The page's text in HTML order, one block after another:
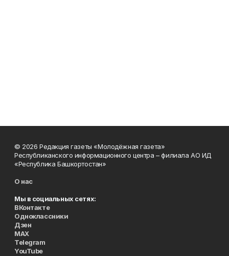
© 2026 Редакция газеты «Молодёжная газета»
Республиканского информационного центра – филиала АО ИД
«Республика Башкортостан»
О нас
Мы в социальных сетях:
ВКонтакте
Одноклассники
Дзен
MAX
Telegram
YouTube